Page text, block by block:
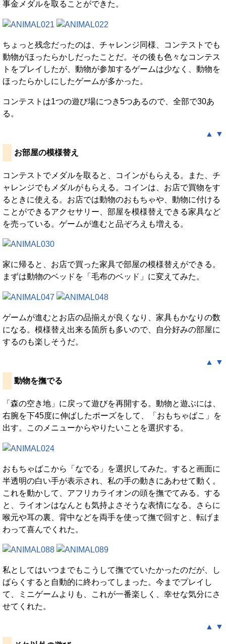
事金メダルを取ることができた。
ちょっと残念だったのは、チャレンジ同様、コンテストでも
動物がほったらかしだったことだ。その後も色々なコンテス
トをプレイしたが、動物が参加するゲームは少なく、動物を
ほったらかしにしたゲームが多かった。
コンテストは1つの遊び場につき5つあるので、全部で30あ
る。
▲ ▼
お部屋の模様替え
コンテストでメダルを取ると、コインがもらえる。また、チ
ャレンジでもメダルがもらえる。コインは、お店で買物をす
るときに使える。お店では動物のおもちゃや、動物に付ける
ことができるアクセサリー、部屋を模様替えできる家具など
を売っている。ゲームが進むと品ぞろえも増える。
家に帰ると、お店で買った家具で部屋の模様替えができる。
まずは動物のベッドを「毛布のベッド」に変えてみた。
ゲームが進むとお店の品揃えが良くなり、家具もかなりの数
になる。模様替え出来る箇所も多いので、自分好みの部屋に
するのも楽しそうだ。
▲ ▼
動物を撫でる
「森の空き地」に戻って遊びを再開する。動物と遊ぶには、
右腕を下45度に伸ばしたポーズをして、「おもちゃばこ」を
出す。このメニューからやりたいことを選択する。
おもちゃばこから「なでる」を選択してみた。すると画面に
半透明の白い手が表示され、私の手の動きにあわせて動く。
これを動かして、アフリカライオンの頭を撫でてみる。する
と、ライオンはなんとも気持よさそうな表情になる。さらに
喉元や耳の裏、背中などを両手を使って撫で回すと、転げま
わって喜んでくれた。
私としてはいつまでもこうして撫でていたかったのだが、し
ばらくすると自動的に終わってしまった。今までプレイし
て、ミニゲームよりも、これが一番楽しく、幸せな気分にさ
せてくれた。
▲ ▼